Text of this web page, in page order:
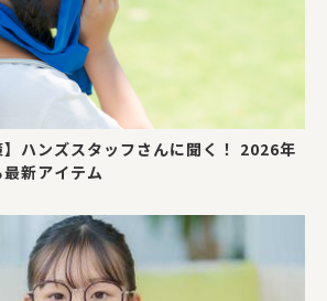
】ハンズスタッフさんに聞く！ 2026年
新アイテム